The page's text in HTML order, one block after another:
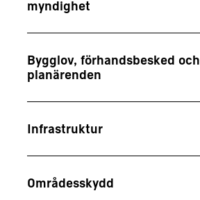
myndighet
Bygglov, förhandsbesked och
planärenden
Infrastruktur
Områdesskydd